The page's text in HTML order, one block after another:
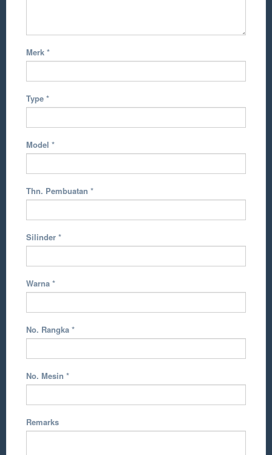
Merk *
Type *
Model *
Thn. Pembuatan *
Silinder *
Warna *
No. Rangka *
No. Mesin *
Remarks